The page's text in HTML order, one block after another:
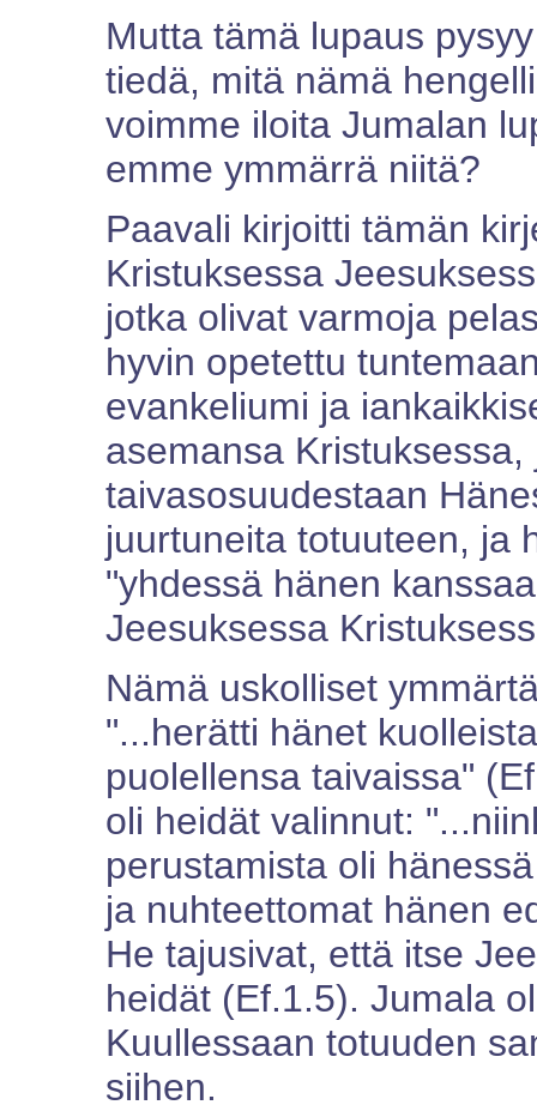
Mutta tämä lupaus
tiedä, mitä nämä
voimme iloita Jumalan
emme ymmärrä niitä?
Paavali kirjoitti tämän
Kristuksessa
jotka olivat varmoja
hyvin opetettu
evankeliumi ja
asemansa
taivasosuudestaan
juurtuneita totuuteen, ja
"yhdessä hänen
Jeesuksessa
Nämä uskolliset
"...herätti hänet
puolellensa taivaissa"
oli heidät valinnut:
perustamista oli
ja nuhteettomat hänen
He tajusivat, että itse
heidät (Ef.1.5). Jumala
Kuullessaan totuuden
siihen.